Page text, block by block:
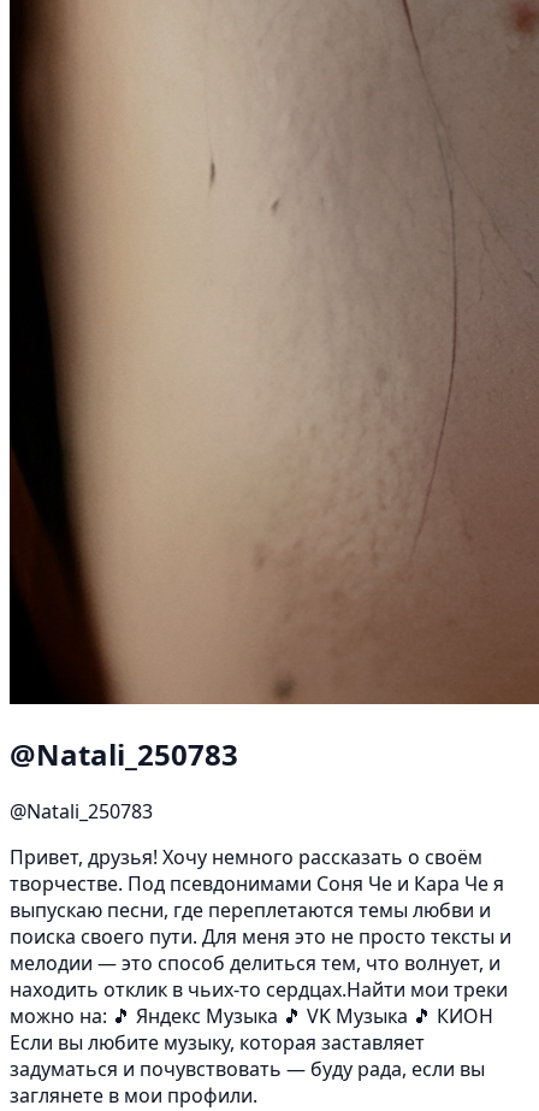
@Natali_250783
@Natali_250783
Привет, друзья! Хочу немного рассказать о своём
творчестве. Под псевдонимами Соня Че и Кара Че я
выпускаю песни, где переплетаются темы любви и
поиска своего пути. Для меня это не просто тексты и
мелодии — это способ делиться тем, что волнует, и
находить отклик в чьих-то сердцах.Найти мои треки
можно на: 🎵 Яндекс Музыка 🎵 VK Музыка 🎵 КИОН
Если вы любите музыку, которая заставляет
задуматься и почувствовать — буду рада, если вы
заглянете в мои профили.